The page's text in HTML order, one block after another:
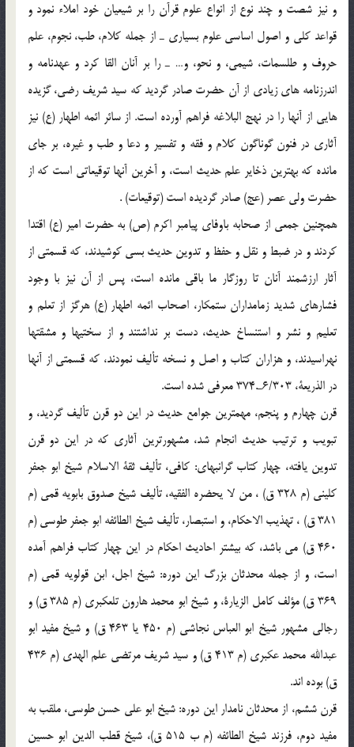
و نيز شصت و چند نوع از انواع علوم قرآن را بر شيعيان خود املاء نمود و
قواعد كلي و اصول اساسي علوم بسياري ـ از جمله كلام، طب، نجوم، علم
حروف و طلسمات، شيمي، و نحو، و… ـ را بر آنان القا كرد و عهدنامه و
اندرزنامه هاي زيادي از آن حضرت صادر گرديد كه سيد شريف رضي، گزيده
هايي از آنها را در نهج البلاغه فراهم آورده است. از سائر ائمه اطهار (ع) نيز
آثاري در فنون گوناگون كلام و فقه و تفسير و دعا و طب و غيره، بر جاي
مانده كه بهترين ذخاير علم حديث است، و آخرين آنها توقيعاتي است كه از
حضرت ولي عصر (عج) صادر گرديده است (توقيعات) .
همچنين جمعي از صحابه باوفاي پيامبر اكرم (ص) به حضرت امير (ع) اقتدا
كردند و در ضبط و نقل و حفظ و تدوين حديث بسي كوشيدند، كه قسمتي از
آثار ارزشمند آنان تا روزگار ما باقي مانده است، پس از آن نيز با وجود
فشارهاي شديد زمامداران ستمكار، اصحاب ائمه اطهار (ع) هرگز از تعلم و
تعليم و نشر و استنساخ حديث، دست بر نداشتند و از سختيها و مشقتها
نهراسيدند، و هزاران كتاب و اصل و نسخه تأليف نمودند، كه قسمتي از آنها
در الذريعة، 6/303ـ.374 معرفي شده است.
قرن چهارم و پنجم، مهمترين جوامع حديث در اين دو قرن تأليف گرديد، و
تبويب و ترتيب حديث انجام شد، مشهورترين آثاري كه در اين دو قرن
تدوين يافته، چهار كتاب گرانبهاي: كافي، تأليف ثقة الاسلام شيخ ابو جعفر
كليني (م 328 ق) ، من لا يحضره الفقيه، تأليف شيخ صدوق بابويه قمي (م
381 ق) ، تهذيب الاحكام، و استبصار، تأليف شيخ الطائفه ابو جعفر طوسي (م
460 ق) مي باشد، كه بيشتر احاديث احكام در اين چهار كتاب فراهم آمده
است، و از جمله محدثان بزرگ اين دوره: شيخ اجل، ابن قولويه قمي (م
369 ق) مؤلف كامل الزيارة، و شيخ ابو محمد هارون تلعكبري (م 385 ق) و
رجالي مشهور شيخ ابو العباس نجاشي (م 450 يا 463 ق) و شيخ مفيد ابو
عبدالله محمد عكبري (م 413 ق) و سيد شريف مرتضي علم الهدي (م 436
ق) بوده اند.
قرن ششم، از محدثان نامدار اين دوره: شيخ ابو علي حسن طوسي، ملقب به
مفيد دوم، فرزند شيخ الطائفه (م ب 515 ق)، شيخ قطب الدين ابو حسين